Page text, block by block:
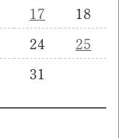
17
18
24
25
31